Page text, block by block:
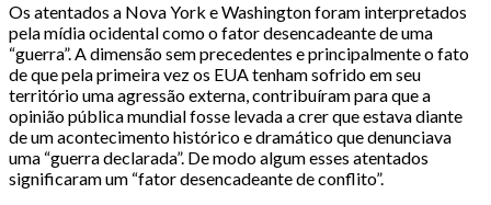
Os atentados a Nova York e Washington foram interpretados
pela mídia ocidental como o fator desencadeante de uma
“guerra”. A dimensão sem precedentes e principalmente o fato
de que pela primeira vez os EUA tenham sofrido em seu
território uma agressão externa, contribuíram para que a
opinião pública mundial fosse levada a crer que estava diante
de um acontecimento histórico e dramático que denunciava
uma “guerra declarada”. De modo algum esses atentados
significaram um “fator desencadeante de conflito”.